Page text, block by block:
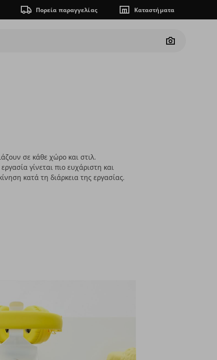
Πορεία παραγγελίας Καταστήματα
Camera
σε κάθε χώρο και στιλ.
γίνεται πιο ευχάριστη και
κατά τη διάρκεια της εργασίας.